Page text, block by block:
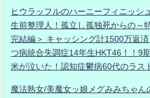
ヒウラッフルのハーニーフィニッシ
生前整理人！孤立し孤独死からの～
完結編＞ キャッシング計1500万返
つ病統合失調症14年生HKT46！！9
米が泣いた！認知症鬱病60代のラス
魔法熟女/美魔女ッ娘メグみみちゃ